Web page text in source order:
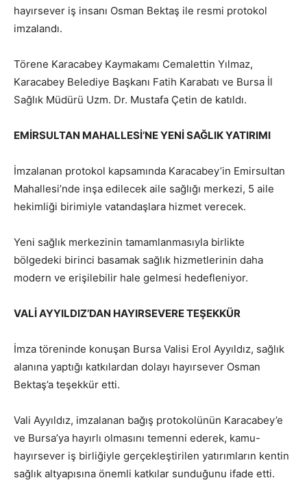
hayırsever iş insanı Osman Bektaş ile resmi protokol
imzalandı.
Törene Karacabey Kaymakamı Cemalettin Yılmaz,
Karacabey Belediye Başkanı Fatih Karabatı ve Bursa İl
Sağlık Müdürü Uzm. Dr. Mustafa Çetin de katıldı.
EMİRSULTAN MAHALLESİ’NE YENİ SAĞLIK YATIRIMI
İmzalanan protokol kapsamında Karacabey’in Emirsultan
Mahallesi’nde inşa edilecek aile sağlığı merkezi, 5 aile
hekimliği birimiyle vatandaşlara hizmet verecek.
Yeni sağlık merkezinin tamamlanmasıyla birlikte
bölgedeki birinci basamak sağlık hizmetlerinin daha
modern ve erişilebilir hale gelmesi hedefleniyor.
VALİ AYYILDIZ’DAN HAYIRSEVERE TEŞEKKÜR
İmza töreninde konuşan Bursa Valisi Erol Ayyıldız, sağlık
alanına yaptığı katkılardan dolayı hayırsever Osman
Bektaş’a teşekkür etti.
Vali Ayyıldız, imzalanan bağış protokolünün Karacabey’e
ve Bursa’ya hayırlı olmasını temenni ederek, kamu-
hayırsever iş birliğiyle gerçekleştirilen yatırımların kentin
sağlık altyapısına önemli katkılar sunduğunu ifade etti.